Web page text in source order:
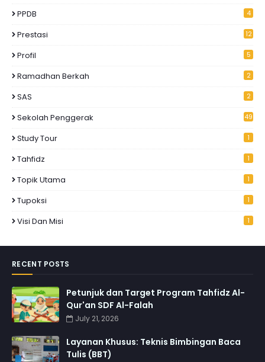
PPDB 4
Prestasi 12
Profil 5
Ramadhan Berkah 2
SAS 2
Sekolah Penggerak 49
Study Tour 1
Tahfidz 1
Topik Utama 1
Tupoksi 1
Visi Dan Misi 1
RECENT POSTS
Petunjuk dan Target Program Tahfidz Al-
Qur'an SDF Al-Falah
July 21, 2026
Layanan Khusus: Teknis Bimbingan Baca
Tulis (BBT)